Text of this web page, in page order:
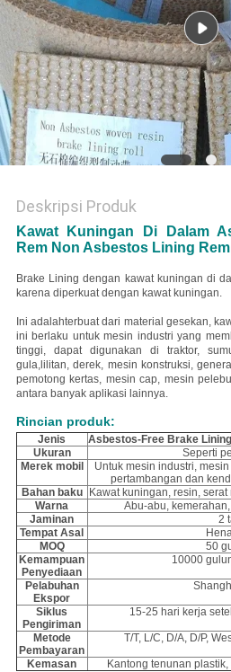
Deskripsi Produk
Kawat Kuningan Di Dalam
Rem Non Asbestos Lining Rem
Brake Lining dengan kawat kuningan di
karena diperkuat dengan kawat kuningan.
Ini adalahterbuat dari material gesekan,
ini berlaku untuk mesin industri yang
tinggi, dapat digunakan di traktor,
gula,lilitan, derek, mesin konstruksi,
pemotong kertas, mesin cap, mesin
antara banyak aplikasi lainnya.
Rincian produk:
Jenis
Asbestos-Free Brake
Ukuran
Seperti
Merek mobil
Untuk mesin industri,
pertambangan dan
Bahan baku
Kawat kuningan, resin,
Warna
Abu-abu, kemerahan,
Jaminan
2
Tempat Asal
MOQ
50
Kemampuan
Penyediaan
10000
Pelabuhan
Ekspor
Siklus
Pengiriman
15-25 hari kerja
Metode
Pembayaran
T/T, L/C, D/A, D/P,
Kemasan Kantong tenunan